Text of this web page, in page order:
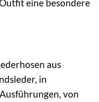
eine besondere
aus
in
von